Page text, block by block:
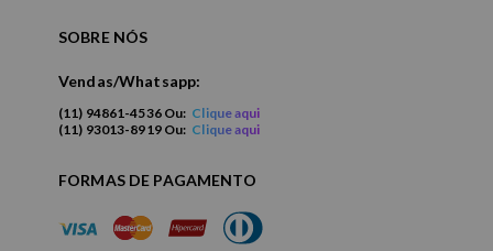
SOBRE NÓS
Vendas/Whatsapp:
(11) 94861-4536 Ou: Clique aqui
(11) 93013-8919 Ou: Clique aqui
FORMAS DE PAGAMENTO